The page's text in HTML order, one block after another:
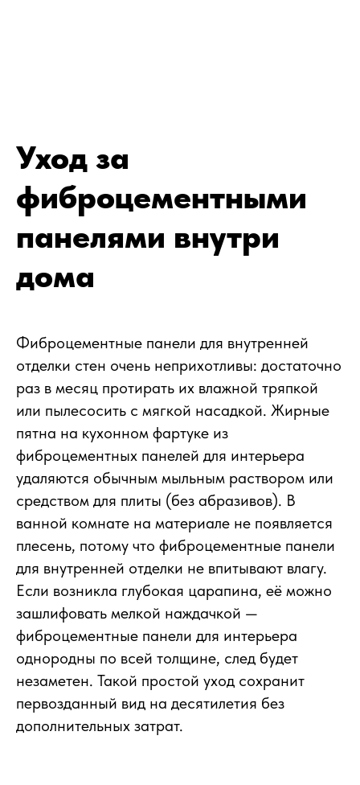
Уход за
фиброцементными
панелями внутри
дома
Фиброцементные панели для внутренней
отделки стен очень неприхотливы: достаточно
раз в месяц протирать их влажной тряпкой
или пылесосить с мягкой насадкой. Жирные
пятна на кухонном фартуке из
фиброцементных панелей для интерьера
удаляются обычным мыльным раствором или
средством для плиты (без абразивов). В
ванной комнате на материале не появляется
плесень, потому что фиброцементные панели
для внутренней отделки не впитывают влагу.
Если возникла глубокая царапина, её можно
зашлифовать мелкой наждачкой —
фиброцементные панели для интерьера
однородны по всей толщине, след будет
незаметен. Такой простой уход сохранит
первозданный вид на десятилетия без
дополнительных затрат.